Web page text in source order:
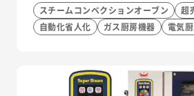
スチームコンベクションオーブン
超
自動化省人化
ガス厨房機器 電気